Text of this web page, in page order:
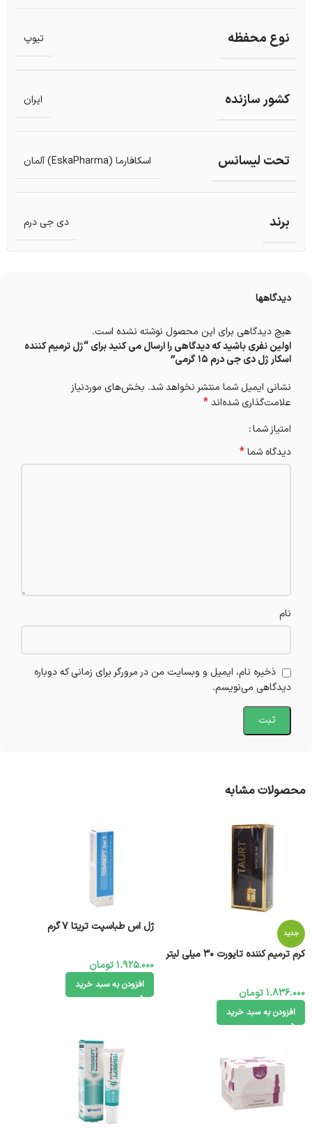
نوع محفظه تیوپ
کشور سازنده ایران
تحت لیسانس اسکافارما (EskaPharma) آلمان
برند دی جی درم
دیدگاهها
هیچ دیدگاهی برای این محصول نوشته نشده است.
اولین نفری باشید که دیدگاهی را ارسال می کنید برای “ژل ترمیم کننده
اسکار ژل دی جی درم 15 گرمی”
نشانی ایمیل شما منتشر نخواهد شد. بخش‌های موردنیاز
علامت‌گذاری شده‌اند*
امتیاز شما
دیدگاه شما*
نام
ذخیره نام، ایمیل و وبسایت من در مرورگر برای زمانی که دوباره
دیدگاهی می‌نویسم.
محصولات مشابه
جدید
کرم ترمیم کننده تایورت 30 میلی لیتر
1.836.000تومان
افزودن به سبد خرید
ژل اس طباسپت تریتا 7 گرم
1.925.000تومان
افزودن به سبد خرید